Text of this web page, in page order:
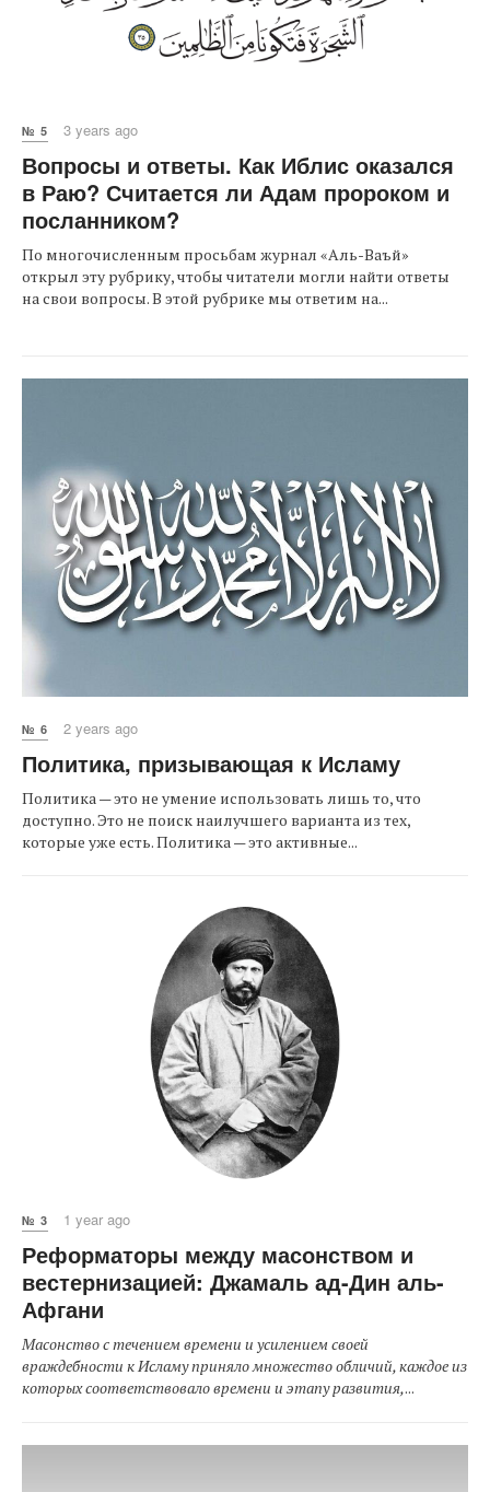
№ 5 3 years ago
Вопросы и ответы. Как Иблис оказался
в Раю? Считается ли Адам пророком и
посланником?
По многочисленным просьбам журнал «Аль-Ваъй»
открыл эту рубрику, чтобы читатели могли найти ответы
на свои вопросы. В этой рубрике мы ответим на...
№ 6 2 years ago
Политика, призывающая к Исламу
Политика — это не умение использовать лишь то, что
доступно. Это не поиск наилучшего варианта из тех,
которые уже есть. Политика — это активные...
№ 3 1 year ago
Реформаторы между масонством и
вестернизацией: Джамаль ад-Дин аль-
Афгани
Масонство с течением времени и усилением своей
враждебности к Исламу приняло множество обличий, каждое из
которых соответствовало времени и этапу развития,...